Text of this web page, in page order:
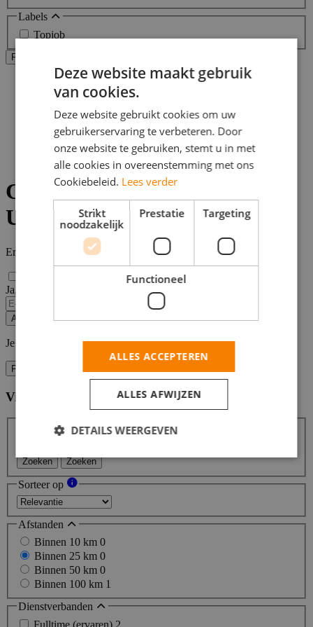
Labels
Topjob
Filters Toepassen
Home
Utrecht
Consultancy vacatures in
Utrecht
Er zijn Consultancy vacatures in Utrecht gevonden.
Ja, email mij de nieuwste vacatures van deze zoekopdracht!
Alert opslaan
Je kunt vacature-alerts op elk moment uitzetten.
Filters
Vind hier de baan die bij jou past
Zoeken Zoeken
Sorteer op
Afstanden
Binnen 10 km 0
Binnen 25 km 0
Binnen 50 km 0
Binnen 100 km 1
Dienstverbanden
Fulltime (ervaren) 2
Deze website maakt gebruik
van cookies.
Deze website gebruikt cookies om uw
gebruikerservaring te verbeteren. Door
onze website te gebruiken, stemt u in met
alle cookies in overeenstemming met ons
Cookiebeleid. Lees verder
Strikt
noodzakelijk
Prestatie Targeting
Functioneel
ALLES ACCEPTEREN
ALLES AFWIJZEN
DETAILS WEERGEVEN